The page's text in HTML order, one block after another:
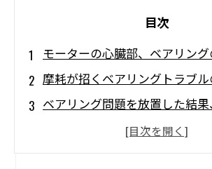
目次
モーターの心臓部、ベアリン
摩耗が招くベアリングトラブ
ベアリング問題を放置した結
壊れやすいベアリングに対す